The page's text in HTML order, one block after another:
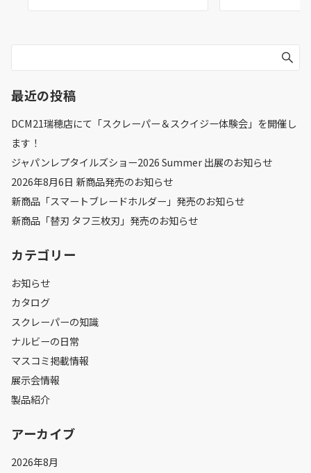
最近の投稿
DCM21瑞穂店にて「スクレーパー＆スクイジー体験会」を開催し
ます！
ジャパンレプタイルズショー2026 Summer 出展のお知らせ
2026年8月6日 新商品発売のお知らせ
新商品「スマートブレードホルダー」発売のお知らせ
新商品「替刃 タフ三枚刃」発売のお知らせ
カテゴリー
お知らせ
カタログ
スクレーパーの知識
ナルビーの日常
マスコミ掲載情報
展示会情報
製品紹介
アーカイブ
2026年8月